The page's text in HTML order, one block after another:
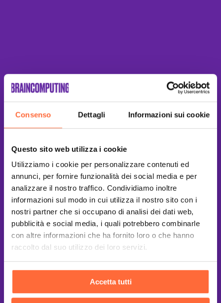
Consenso Dettagli Informazioni sui cookie
Questo sito web utilizza i cookie
Utilizziamo i cookie per personalizzare contenuti ed
annunci, per fornire funzionalità dei social media e per
analizzare il nostro traffico. Condividiamo inoltre
informazioni sul modo in cui utilizza il nostro sito con i
nostri partner che si occupano di analisi dei dati web,
pubblicità e social media, i quali potrebbero combinarle
con altre informazioni che ha fornito loro o che hanno
raccolto dal suo utilizzo dei loro servizi.
Accetta tutti